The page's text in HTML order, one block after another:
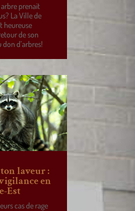
prenait
La Ville de
heureuse
de son
d’arbres!
laveur :
en
Est
cas de rage